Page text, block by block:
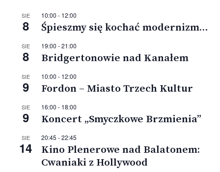
SIE
8
10:00 - 12:00
Śpieszmy się kochać modernizm…
SIE
8
19:00 -21:00
Bridgertonowie nad Kanałem
SIE
9
10:00 - 12:00
Fordon – Miasto Trzech Kultur
SIE
9
16:00 - 18:00
Koncert „Smyczkowe Brzmienia”
SIE
14
20:45 -22:45
Kino Plenerowe nad Balatonem:
Cwaniaki z Hollywood